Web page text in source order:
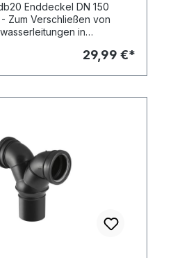
Enddeckel DN 150
Zum Verschließen von
Fabrikat: Geberit Typ
29,99 €*